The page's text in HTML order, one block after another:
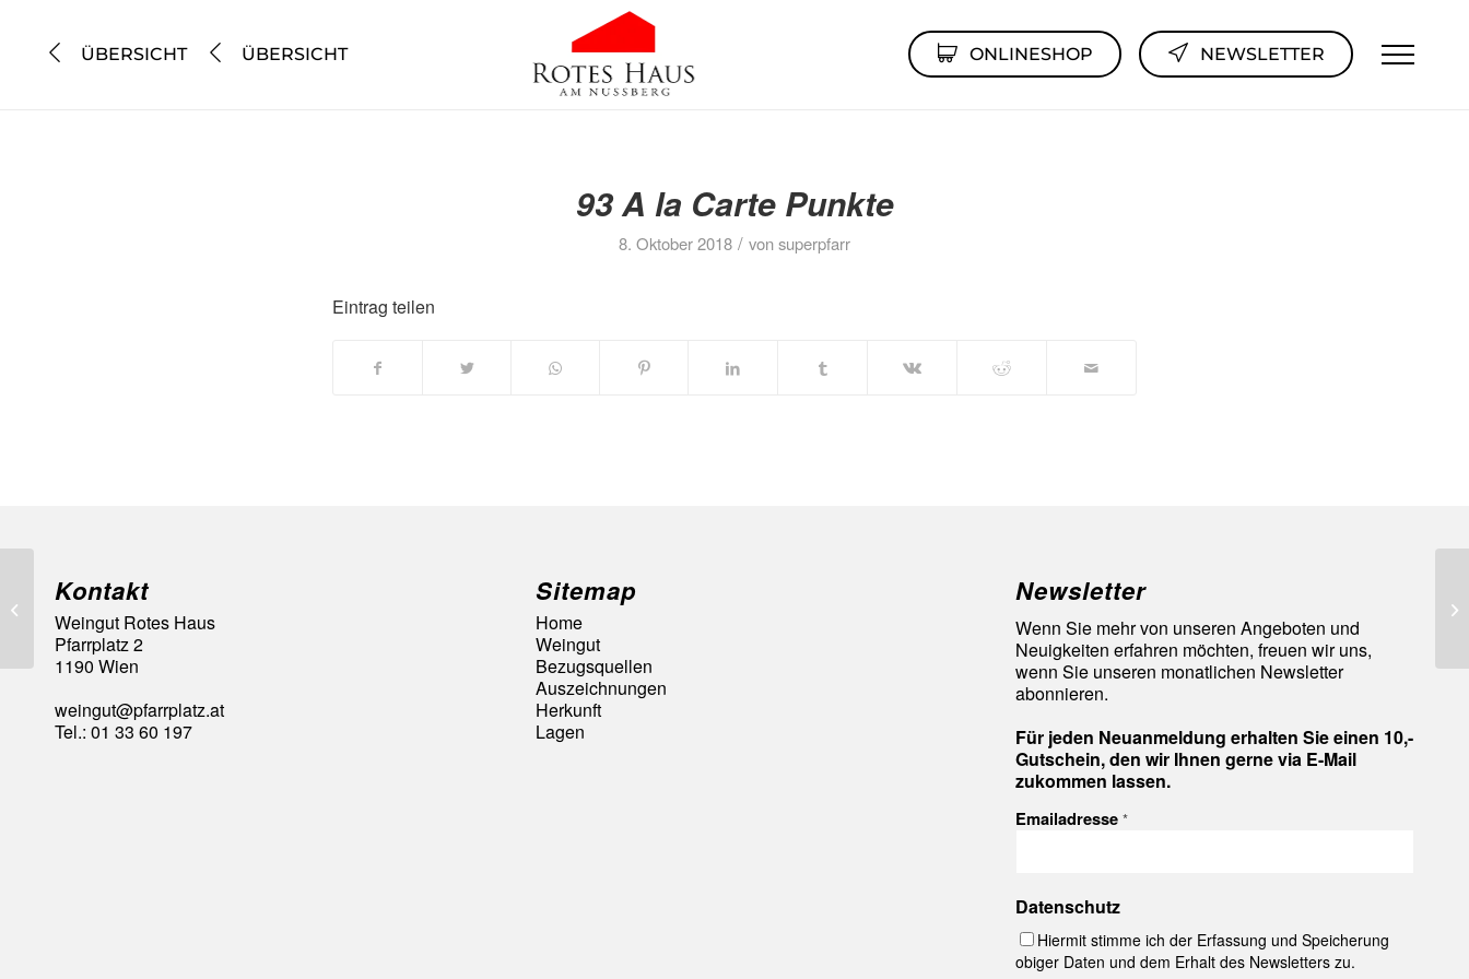
ÜBERSICHT ÜBERSICHT ONLINESHOP NEWSLETTER
93 A la Carte Punkte
8. Oktober 2018 / vonsuperpfarr
Eintrag teilen
Kontakt
Weingut Rotes Haus
Pfarrplatz 2
1190 Wien
weingut@pfarrplatz.at
Tel.: 01 33 60 197
Sitemap
Home
Weingut
Bezugsquellen
Auszeichnungen
Herkunft
Lagen
Newsletter
Wenn Sie mehr von unseren Angeboten und
Neuigkeiten erfahren möchten, freuen wir uns,
wenn Sie unseren monatlichen Newsletter
abonnieren.
Für jeden Neuanmeldung erhalten Sie einen 10,-
Gutschein, den wir Ihnen gerne via E-Mail
zukommen lassen.
Emailadresse*
Datenschutz
Hiermit stimme ich der Erfassung und Speicherung
obiger Daten und dem Erhalt des Newsletters zu.